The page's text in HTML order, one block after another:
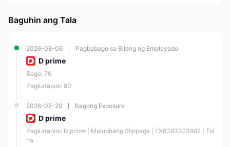
Ang Doo Prime ay isang buong pag-aari na subsidiary ng Doo Prime
Lumpur, at Singapore.
Nag-aalok ang Doo Prime ng iba't ibang mga uri ng mga tradable na
asset, kasama ang
mga indeks, at mga cryptocurrencies
iba't ibang uri ng mga account na naaayon sa mga indibidwal na
kagustuhan. Ang mga mangangalakal ay maaaring magsimula ng
$100.
Tungkol sa leverage, nag-aalok ang Doo Prime ng kakayahang mag-
adjust ng
mga pagpipilian sa leverage hanggang sa 1:1000.Ang
malawakang kinikilalang mgaplatform ng MetaTrader 4 (MT4) at
MetaTrader 5 (MT5)
Baguhin ang Tala
2026-08-06 Pagbabago sa Bilang ng Empleyado
D prime
Bago: 76
Pagkatapos: 80
2026-07-29 Bagong Exposure
D prime
Pagkatapos: D prime | Malubhang Slippage | FX6393323882 | Tsi
na